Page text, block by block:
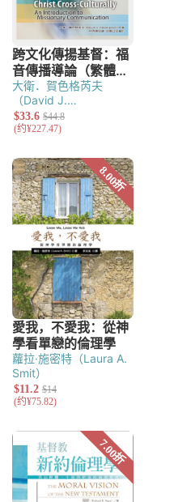
大衛．賀色格芮夫
（David J.
Hesselgrave）
蘿拉·施密特（Laura A.
Smit）